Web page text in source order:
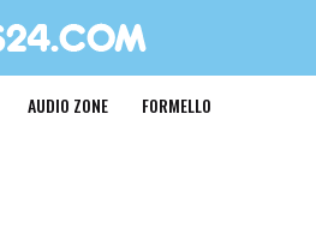
AUDIO ZONE FORMELLO